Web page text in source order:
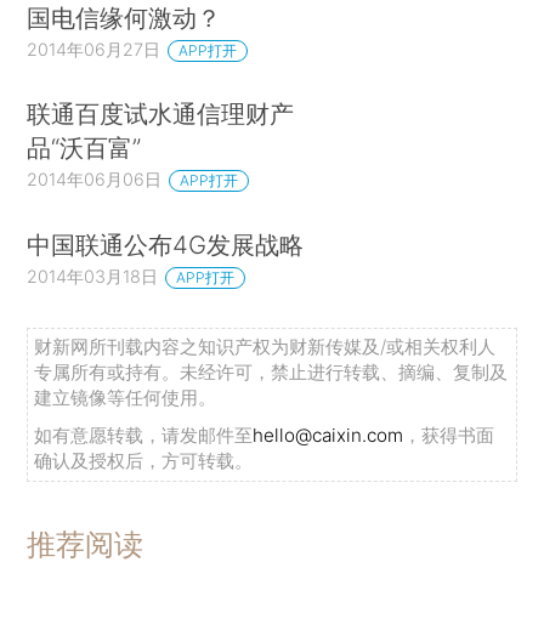
国电信缘何激动？
2014年06月27日 APP打开
联通百度试水通信理财产
品“沃百富”
2014年06月06日 APP打开
中国联通公布4G发展战略
2014年03月18日 APP打开
财新网所刊载内容之知识产权为财新传媒及/或相关权利人
专属所有或持有。未经许可，禁止进行转载、摘编、复制及
建立镜像等任何使用。
如有意愿转载，请发邮件至hello@caixin.com ，获得书面
确认及授权后，方可转载。
推荐阅读